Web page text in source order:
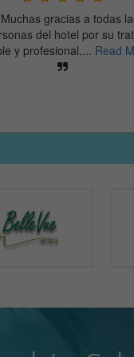
garantizado, seguro,
buen sevicio es
muy satisfe...
Read